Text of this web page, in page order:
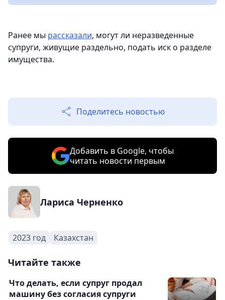
Ранее мы рассказали, могут ли неразведенные
супруги, живущие раздельно, подать иск о разделе
имущества.
Поделитесь новостью
Добавить в Google, чтобы
читать новости первым
Лариса Черненко
2023 год Казахстан
Читайте также
Что делать, если супруг продал
машину без согласия супруги